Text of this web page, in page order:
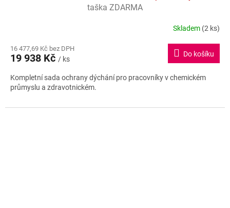
R
M
A
taška ZDARMA
Skladem (2 ks)
16 477,69 Kč bez DPH
19 938 Kč / ks
Do košíku
Kompletní sada ochrany dýchání pro pracovníky v chemickém
průmyslu a zdravotnickém.